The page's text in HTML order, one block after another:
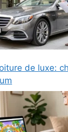
de luxe: